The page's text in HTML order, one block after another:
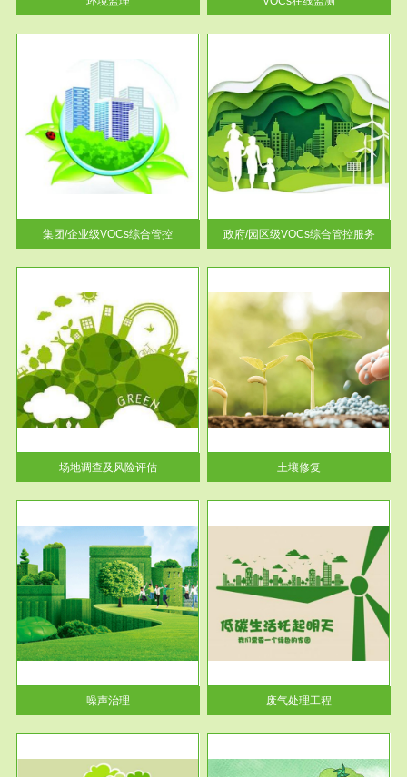
集团/企业级VOCs综合管控
服务范围
政府/园区级VOCs综合管控服务
根据《石化行业挥发性有机物综
合整治方案》文件要求，到2017
年，全...
政府/园区级VOCs综合管控服务
场地调查及风险评估
服务范围
土壤修复
土壤修复
噪声治理
服务范围
废气处理工程
废气处理工程